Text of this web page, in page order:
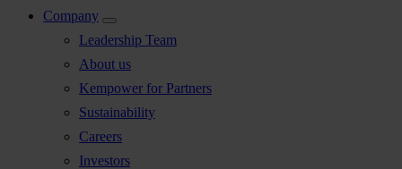
Company
Leadership Team
About us
Kempower for Partners
Sustainability
Careers
Investors